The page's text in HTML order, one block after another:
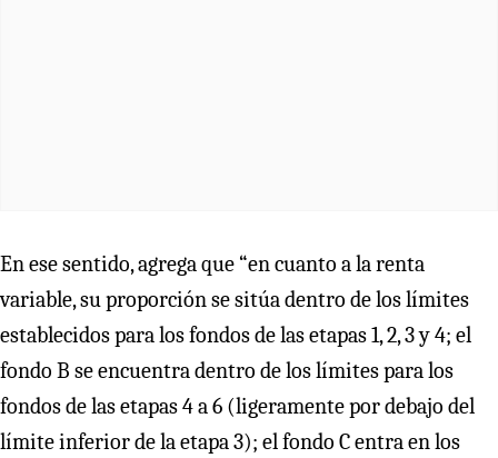
En ese sentido, agrega que “en cuanto a la renta
variable, su proporción se sitúa dentro de los límites
establecidos para los fondos de las etapas 1, 2, 3 y 4; el
fondo B se encuentra dentro de los límites para los
fondos de las etapas 4 a 6 (ligeramente por debajo del
límite inferior de la etapa 3); el fondo C entra en los